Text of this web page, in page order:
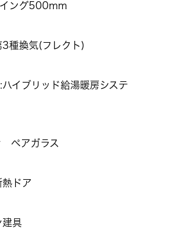
イング500mm
3種換気(フレクト)
ハイブリッド給湯暖房システ
ペアガラス
熱ドア
建具